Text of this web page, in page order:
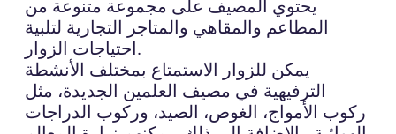
يحتوي المصيف على مجموعة متنوعة من
المطاعم والمقاهي والمتاجر التجارية لتلبية
احتياجات الزوار.
يمكن للزوار الاستمتاع بمختلف الأنشطة
الترفيهية في مصيف العلمين الجديدة، مثل
ركوب الأمواج، الغوص، الصيد، وركوب الدراجات